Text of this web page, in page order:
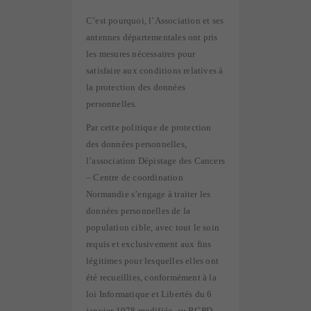
C’est pourquoi, l’Association et ses
antennes départementales ont pris
les mesures nécessaires pour
satisfaire aux conditions relatives à
la protection des données
personnelles.
Par cette politique de protection
des données personnelles,
l’association Dépistage des Cancers
– Centre de coordination
Normandie s’engage à traiter les
données personnelles de la
population cible, avec tout le soin
requis et exclusivement aux fins
légitimes pour lesquelles elles ont
été recueillies, conformément à la
loi Informatique et Libertés du 6